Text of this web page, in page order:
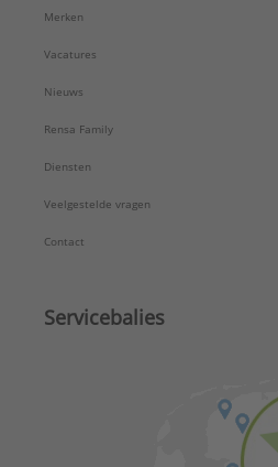
Merken
Vacatures
Nieuws
Rensa Family
Diensten
Veelgestelde vragen
Contact
Servicebalies